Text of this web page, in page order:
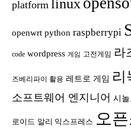
platform linux
openwrt python raspberrypi
code wordpress 게임 고전게임 라
즈베리파이 활용 레트로 게임 리
소프트웨어 엔지니어 시놀
로이드 알리 익스프레스 오